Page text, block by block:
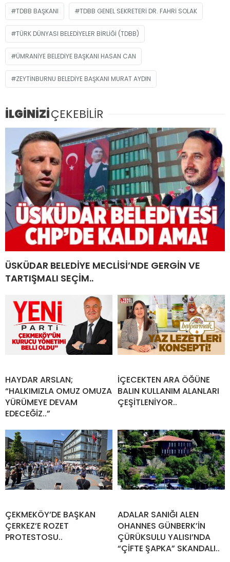
TDBB BAŞKANI TDBB GENEL SEKRETERI DR. FAHRI SOLAK
TÜRK DÜNYASI BELEDIYELER BIRLIĞI (TDBB)
ÜMRANIYE BELEDIYE BAŞKANI HASAN CAN
ZEYTINBURNU BELEDIYE BAŞKANI MURAT AYDIN
İLGİNİZİÇEKEBİLİR
ÜSKÜDAR BELEDİYE MECLİSİ’NDE GERGİN VE
TARTIŞMALI SEÇİM..
HAYDAR ARSLAN;
“HALKIMIZLA OMUZ OMUZA
YÜRÜMEYE DEVAM
EDECEĞİZ..”
İÇECEKTEN ARA ÖĞÜNE
BALIN KULLANIM ALANLARI
ÇEŞİTLENİYOR..
ÇEKMEKÖY’DE BAŞKAN
ÇERKEZ’E ROZET
PROTESTOSU..
ADALAR SANIĞI ALEN
OHANNES GÜNBERK’İN
ÇÜRÜKSULU YALISI’NDA
“ÇİFTE ŞAPKA” SKANDALI..